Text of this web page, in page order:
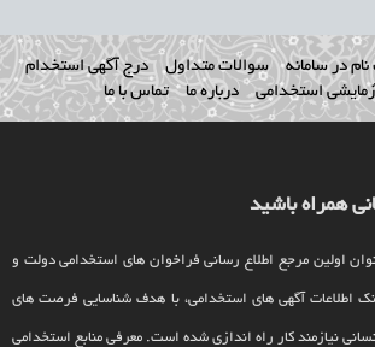
در سامانه سوالات متداول
درج آگهی استخدام
استخدامی
درباره ما تماس با ما
همراه باشید
اولین مرجع اطلاع رسانی فراخوان های استخدامی دولت و
اطلاعات آگهی های استخدامی، با هدف شناسایی فرصت های
نیازمند کار راه اندازی شده است. معرفی منابع استخدامی